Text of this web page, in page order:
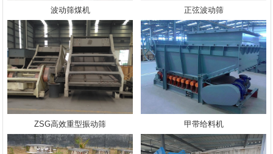
波动筛煤机 正弦波动筛
ZSG高效重型振动筛 甲带给料机